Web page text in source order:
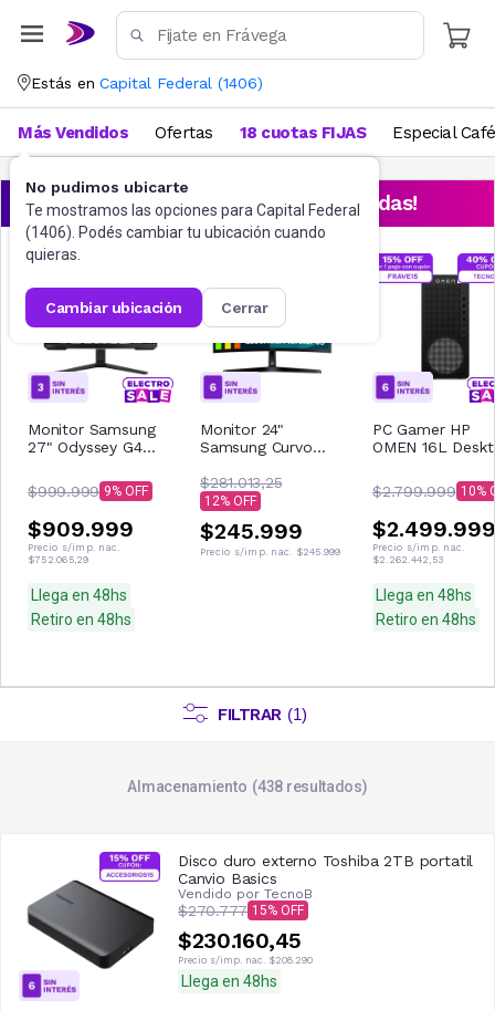
Estás en Capital Federal (1406)
No pudimos ubicarte
Te mostramos las opciones para Capital Federal
(1406). Podés cambiar tu ubicación cuando
quieras.
cambiar ubicación cerrar
Más Vendidos Ofertas 18 cuotas FIJAS Especial Café
¡Aprovechá las ofertas destacadas!
Monitor Samsung
27" Odyssey G4
LS27BG400ELXZB
$999.999 9
$909.999
Precio s/imp. nac.
$752.065,29
Llega en 48hs
Retiro en 48hs
Monitor 24"
Samsung Curvo
$281.013,25
12
$245.999
Precio s/imp. nac. $245.999
PC Gamer HP
OMEN 16L
512GB TG03-
$2.799.999 10
$2.499.999
Precio s/imp. nac.
$2.262.442,53
Llega en 48hs
Retiro en 48hs
FILTRAR (1)
Almacenamiento 438 resultados
Disco duro externo Toshiba 2TB portatil
Canvio Basics
Vendido por TecnoB
$270.777 15
$230.160,45
Precio s/imp. nac. $208.290
Llega en 48hs